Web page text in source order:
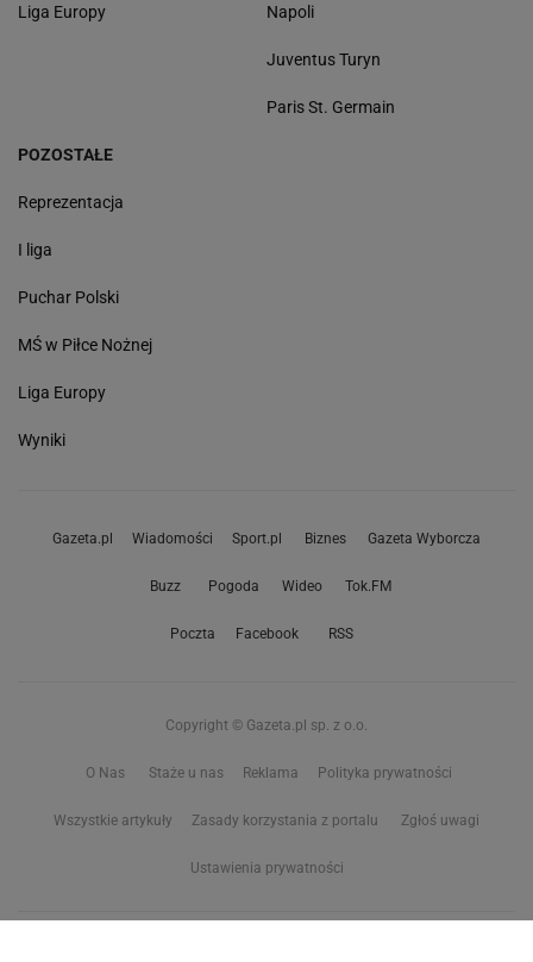
Liga Europy Napoli
Juventus Turyn
Paris St. Germain
POZOSTAŁE
Reprezentacja
I liga
Puchar Polski
MŚ w Piłce Nożnej
Liga Europy
Wyniki
Gazeta.pl Wiadomości Sport.pl Biznes Gazeta Wyborcza
Buzz Pogoda Wideo Tok.FM
Poczta Facebook RSS
Copyright © Gazeta.pl sp. z o.o.
O Nas Staże u nas Reklama Polityka prywatności
Wszystkie artykuły Zasady korzystania z portalu Zgłoś uwagi
Ustawienia prywatności